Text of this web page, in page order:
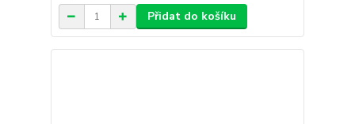
Přidat do košíku